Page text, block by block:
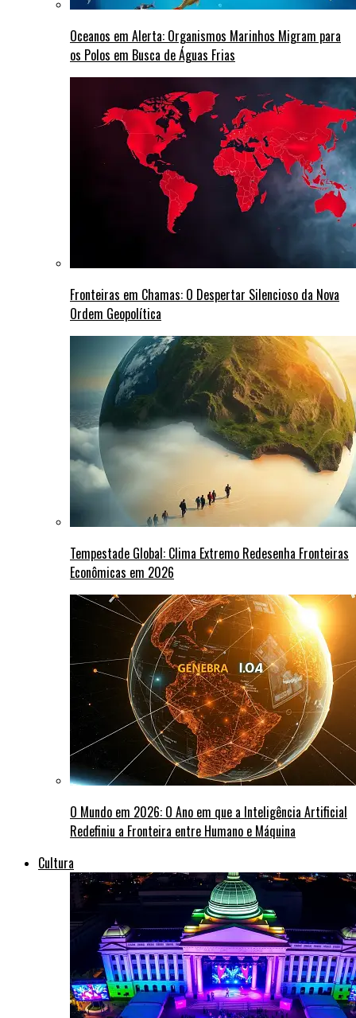
Oceanos em Alerta: Organismos Marinhos Migram para
os Polos em Busca de Águas Frias
Fronteiras em Chamas: O Despertar Silencioso da Nova
Ordem Geopolítica
Tempestade Global: Clima Extremo Redesenha Fronteiras
Econômicas em 2026
O Mundo em 2026: O Ano em que a Inteligência Artificial
Redefiniu a Fronteira entre Humano e Máquina
Cultura